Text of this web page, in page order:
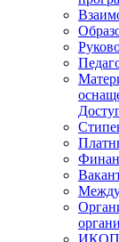
ИКОП